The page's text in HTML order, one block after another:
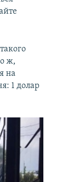
ж,
на
1 долар